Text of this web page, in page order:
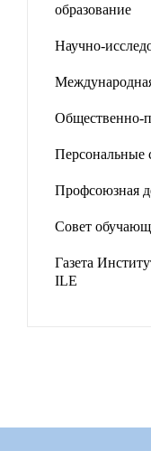
образование
Научно-
Общественно-
Персональные
Профсоюзная
Совет
Газета
ILE